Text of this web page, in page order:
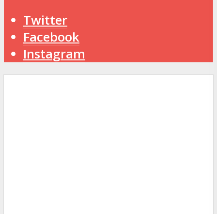
Twitter
Facebook
Instagram